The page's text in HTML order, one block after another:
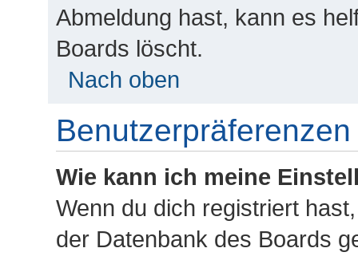
Abmeldung hast, kann es
Boards löscht.
Nach oben
Wie kann ich meine
Wenn du dich registriert
der Datenbank des Boards